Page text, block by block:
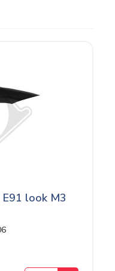
look M3